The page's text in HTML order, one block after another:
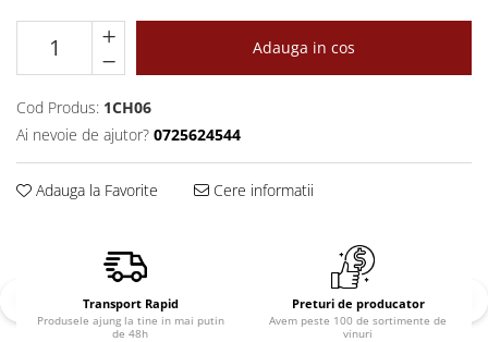
Adauga in cos
Cod Produs: 1CH06
Ai nevoie de ajutor? 0725624544
Adauga la Favorite Cere informatii
Transport Rapid
Produsele ajung la tine in mai putin
de 48h
Preturi de producator
Avem peste 100 de sortimente de
vinuri